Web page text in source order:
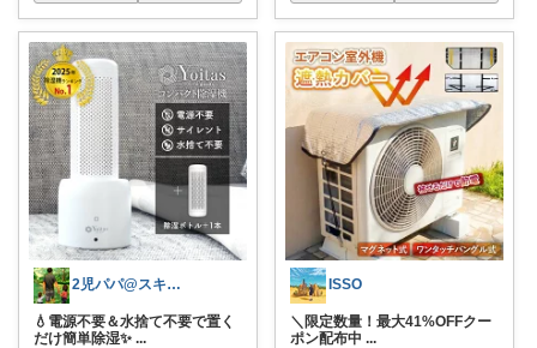
2児パパ@スキマ時間活用術
💧電源不要＆水捨て不要で置く
だけ簡単除湿✨ ...
ISSO
＼限定数量！最大41%OFFクー
ポン配布中 ...